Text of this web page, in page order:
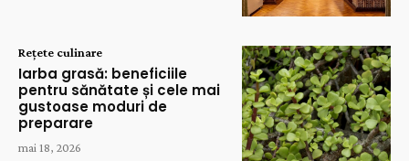
Rețete culinare
Iarba grasă: beneficiile
pentru sănătate și cele mai
gustoase moduri de
preparare
mai 18, 2026